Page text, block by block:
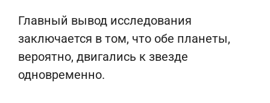
Главный вывод исследования
заключается в том, что обе планеты,
вероятно, двигались к звезде
одновременно.